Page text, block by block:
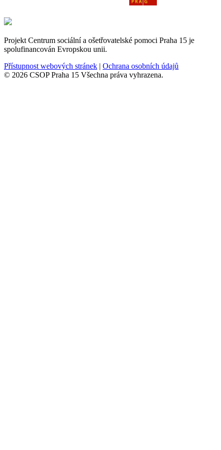
Projekt Centrum sociální a ošetřovatelské pomoci Praha 15 je
spolufinancován Evropskou unii.
Přístupnost webových stránek | Ochrana osobních údajů
© 2026 CSOP Praha 15 Všechna práva vyhrazena.